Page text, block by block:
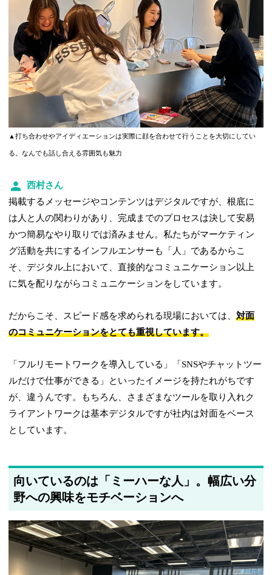
▲打ち合わせやアイディエーションは実際に顔を合わせて行うことを大切にしてい
る。なんでも話し合える雰囲気も魅力
西村さん
掲載するメッセージやコンテンツはデジタルですが、根底に
は人と人の関わりがあり、完成までのプロセスは決して安易
かつ簡易なやり取りでは済みません。私たちがマーケティン
グ活動を共にするインフルエンサーも「人」であるからこ
そ、デジタル上において、直接的なコミュニケーション以上
に気を配りながらコミュニケーションをしています。
だからこそ、スピード感を求められる現場においては、対面
のコミュニケーションをとても重視しています。
「フルリモートワークを導入している」「SNSやチャットツー
ルだけで仕事ができる」といったイメージを持たれがちです
が、違うんです。もちろん、さまざまなツールを取り入れク
ライアントワークは基本デジタルですが社内は対面をベース
としています。
向いているのは「ミーハーな人」。幅広い分
野への興味をモチベーションへ